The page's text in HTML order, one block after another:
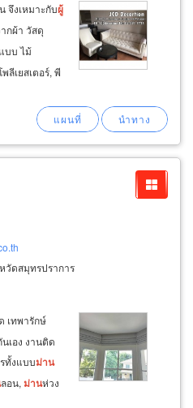
จึงเหมาะกับผู้
กผ้า วัสดุ
บบ ไม้
ลีเยสเตอร์, พี
กระบบการ
log
วัดสมุทรปราการ
เทพารักษ์
เอง งานติด
ทั้งแบบม่าน
ลอน, ม่านห่วง